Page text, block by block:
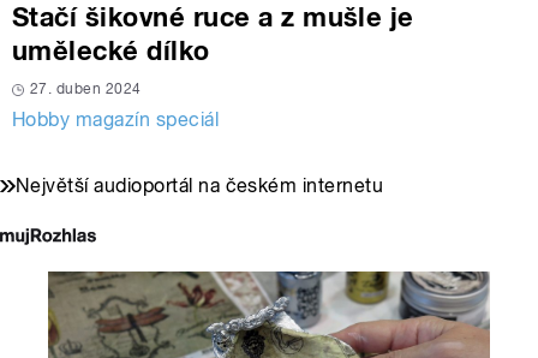
Stačí šikovné ruce a z mušle je
umělecké dílko
27. duben 2024
Hobby magazín speciál
Největší audioportál na českém internetu